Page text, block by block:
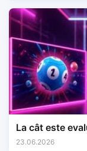
La cât este
23.06.2026